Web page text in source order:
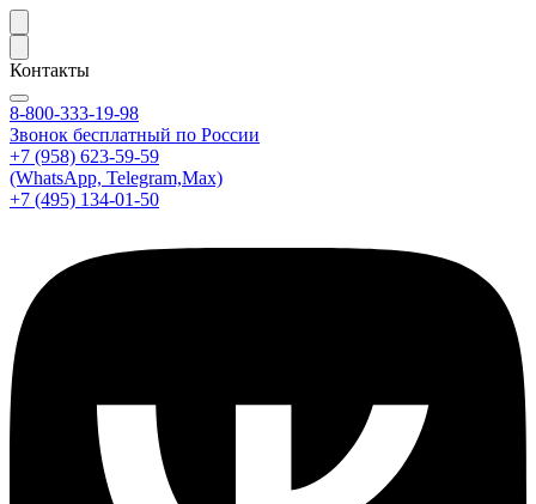
Контакты
8-800-333-19-98
Звонок бесплатный по России
+7 (958) 623-59-59
(WhatsApp, Telegram,Max)
+7 (495) 134-01-50